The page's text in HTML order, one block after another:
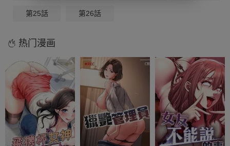
第25話 第26話
热门漫画